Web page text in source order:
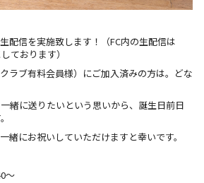
配信を実施致します！（FC内の生配信は
ております）
ラブ有料会員様）にご加入済みの方は。どな
緒に送りたいという思いから、誕生日前日
緒にお祝いしていただけますと幸いです。
〜